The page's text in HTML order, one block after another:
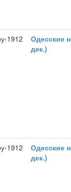
1912
Одесские
дек.)
1912
Одесские
дек.)